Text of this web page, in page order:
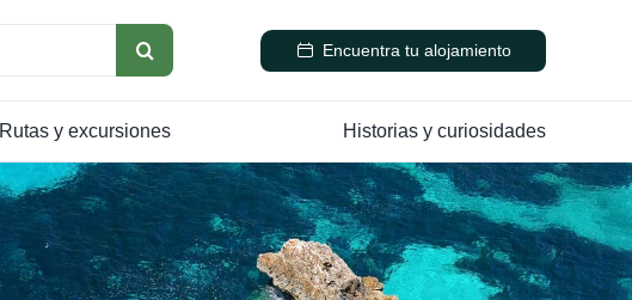
Encuentra tu alojamiento
Rutas y excursiones Historias y curiosidades